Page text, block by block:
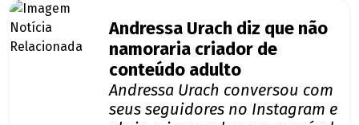
Andressa Urach diz que não
namoraria criador de
conteúdo adulto
Andressa Urach conversou com
seus seguidores no Instagram e